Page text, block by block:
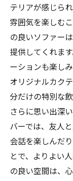
テリアが感じら
雰囲気を楽しむ
の良いソファー
提供してくれま
ーションも楽し
オリジナルカク
分だけの特別な
さらに思い出深
バーでは、友人
会話を楽しんだ
とで、よりよい
の良い空間は、